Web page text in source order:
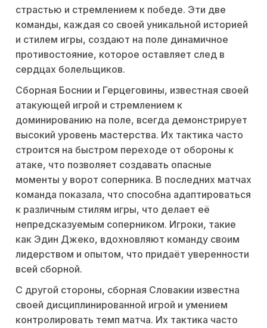
страстью и стремлением к победе. Эти две
команды, каждая со своей уникальной историей
и стилем игры, создают на поле динамичное
противостояние, которое оставляет след в
сердцах болельщиков.
Сборная Боснии и Герцеговины, известная своей
атакующей игрой и стремлением к
доминированию на поле, всегда демонстрирует
высокий уровень мастерства. Их тактика часто
строится на быстром переходе от обороны к
атаке, что позволяет создавать опасные
моменты у ворот соперника. В последних матчах
команда показала, что способна адаптироваться
к различным стилям игры, что делает её
непредсказуемым соперником. Игроки, такие
как Эдин Джеко, вдохновляют команду своим
лидерством и опытом, что придаёт уверенности
всей сборной.
С другой стороны, сборная Словакии известна
своей дисциплинированной игрой и умением
контролировать темп матча. Их тактика часто